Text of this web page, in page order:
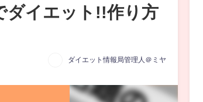
ダイエット!!作り方
ダイエット情報局管理人＠ミヤ